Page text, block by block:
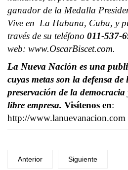
ganador de la Medalla
Vive en La Habana, Cuba, y
través de su teléfono 011-537-
web: www.OscarBiscet.com.
La Nueva Nación es una
cuyas metas son la defensa
preservación de la
libre empresa. Visítenos en:
http://www.lanuevanacion.com
Anterior Siguiente